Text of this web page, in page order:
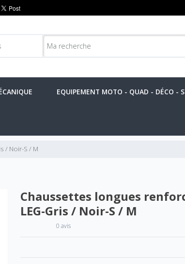
EQUIPEMENT MOTO - QUAD - DÉCO -
/ Noir-S / M
Chaussettes longues
LEG-Gris / Noir-S / M
0 avis